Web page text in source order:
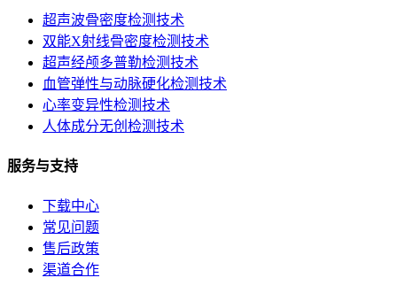
超声波骨密度检测技术
双能X射线骨密度检测技术
超声经颅多普勒检测技术
血管弹性与动脉硬化检测技术
心率变异性检测技术
人体成分无创检测技术
服务与支持
下载中心
常见问题
售后政策
渠道合作